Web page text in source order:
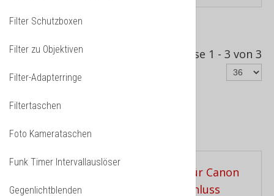
Sortiert nach
Ergebnisse 1 - 3 von 3
Kameraauslöser Wireless
Filter Schutzboxen
Filter zu Objektiven
Filter-Adapterringe
Filtertaschen
Foto Kamerataschen
Funk Timer Intervallauslöser
Gegenlichtblenden